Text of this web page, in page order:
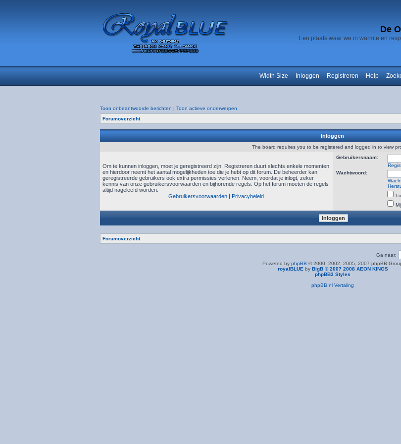
De
Een plaats waar we in warmte en
Width Size Inloggen Registreren Help
Toon onbeantwoorde berichten | Toon actieve onderwerpen
Forumoverzicht
Inloggen
The board requires you to be registered and logged in to view
Om te kunnen inloggen, moet je geregistreerd zijn. Registreren duurt slechts enkele momenten
en hierdoor neemt het aantal mogelijkheden toe die je hebt op dit forum. De beheerder kan
geregistreerde gebruikers ook extra permissies verlenen. Neem, voordat je inlogt, zeker
kennis van onze gebruikersvoorwaarden en bijhorende regels. Op het forum moeten de regels
altijd nageleefd worden.
Gebruikersvoorwaarden | Privacybeleid
Gebruikersnaam:
Wachtwoord:
Forumoverzicht
Ga naar:
Powered by phpBB © 2000, 2002, 2005, 2007 phpBB
royalBLUE by BigB © 2007 2008 AEON KINGS
phpBB3 Styles
phpBB.nl Vertaling